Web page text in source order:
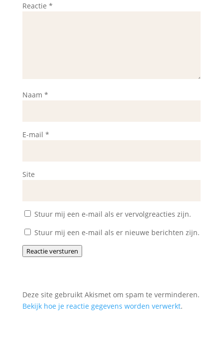
Reactie *
Naam *
E-mail *
Site
Stuur mij een e-mail als er vervolgreacties zijn.
Stuur mij een e-mail als er nieuwe berichten zijn.
Reactie versturen
Deze site gebruikt Akismet om spam te verminderen.
Bekijk hoe je reactie gegevens worden verwerkt.